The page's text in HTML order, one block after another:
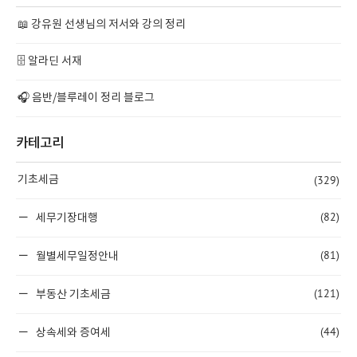
📖 강유원 선생님의 저서와 강의 정리
🗄️ 알라딘 서재
🎧 음반/블루레이 정리 블로그
카테고리
기초세금 (329)
세무기장대행 (82)
월별세무일정안내 (81)
부동산 기초세금 (121)
상속세와 증여세 (44)